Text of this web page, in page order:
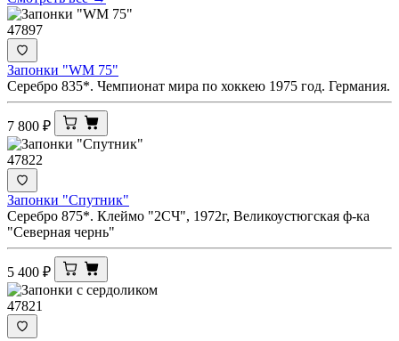
47897
Запонки "WM 75"
Серебро 835*. Чемпионат мира по хоккею 1975 год. Германия.
7 800 ₽
47822
Запонки "Спутник"
Серебро 875*. Клеймо "2СЧ", 1972г, Великоустюгская ф-ка
"Северная чернь"
5 400 ₽
47821